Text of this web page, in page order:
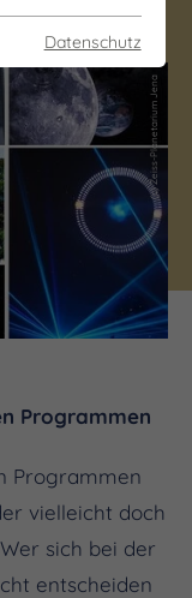
(c) Zeiss-Planetarium Jena
Programmen
Programmen
vielleicht doch
sich bei der
entscheiden
Datenschutz